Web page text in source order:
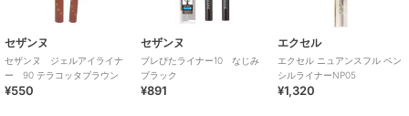
セザンヌ
セザンヌ ジェルアイライナ
ー 90 テラコッタブラウン
¥550
セザンヌ
ブレぴたライナー10 なじみ
ブラック
¥891
エクセル
エクセル ニュアンスフル ペン
シルライナーNP05
¥1,320